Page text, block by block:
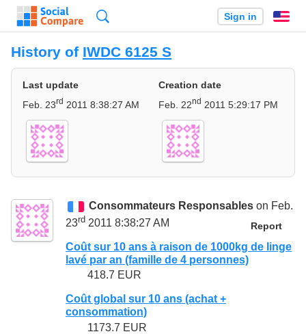
Sign in
History of IWDC 6125 S
Last update
Feb. 23rd 2011 8:38:27 AM
Creation date
Feb. 22nd 2011 5:29:17 PM
Consommateurs Responsables on Feb.
23rd 2011 8:38:27 AM Report
Coût sur 10 ans à raison de 1000kg de linge
lavé par an (famille de 4 personnes)
418.7 EUR
Coût global sur 10 ans (achat +
consommation)
1173.7 EUR